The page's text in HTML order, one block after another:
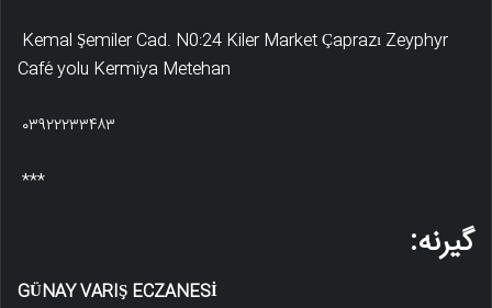
Kemal Şemiler Cad. N0:24 Kiler Market Çaprazı Zeyphyr
Café yolu Kermiya Metehan
۰۳۹۲۲۲۳۳۴۸۳
***
گیرنه:
GÜNAY VARIŞ ECZANESİ